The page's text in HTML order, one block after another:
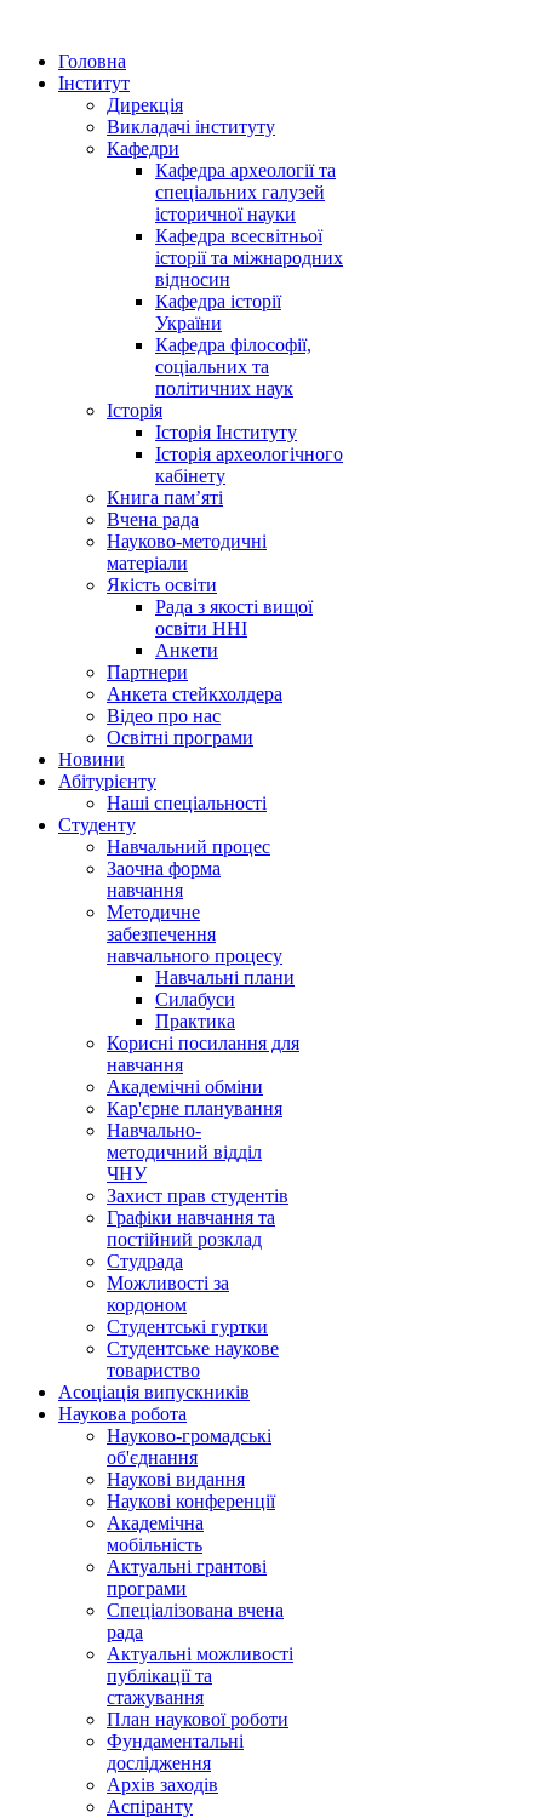
Головна
Інститут
Дирекція
Викладачі інституту
Кафедри
Кафедра археології та
спеціальних галузей
історичної науки
Кафедра всесвітньої
історії та міжнародних
відносин
Кафедра історії
України
Кафедра філософії,
соціальних та
політичних наук
Історія
Історія Інституту
Історія археологічного
кабінету
Книга памʼяті
Вчена рада
Науково-методичні
матеріали
Якість освіти
Рада з якості вищої
освіти ННІ
Анкети
Партнери
Анкета стейкхолдера
Відео про нас
Освітні програми
Hовини
Абітурієнту
Наші спеціальності
Студенту
Навчальний процес
Заочна форма
навчання
Методичне
забезпечення
навчального процесу
Навчальні плани
Силабуси
Практика
Корисні посилання для
навчання
Академічні обміни
Кар'єрне планування
Навчально-
методичний відділ
ЧНУ
Захист прав студентів
Графіки навчання та
постійний розклад
Студрада
Можливості за
кордоном
Студентські гуртки
Студентське наукове
товариство
Асоціація випускників
Наукова робота
Науково-громадські
об'єднання
Наукові видання
Наукові конференції
Академічна
мобільність
Актуальні грантові
програми
Спеціалізована вчена
рада
Актуальні можливості
публікації та
стажування
План наукової роботи
Фундаментальні
дослідження
Архів заходів
Аспіранту